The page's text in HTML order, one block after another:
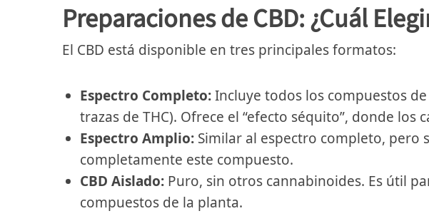
Preparaciones de CBD: ¿Cuál
El CBD está disponible en tres principales formatos:
Espectro Completo:Incluye todos los compuestos
trazas de THC). Ofrece el “efecto séquito”, donde
Espectro Amplio: Similar al espectro completo, pero
completamente este compuesto.
CBD Aislado: Puro, sin otros cannabinoides. Es útil
compuestos de la planta.